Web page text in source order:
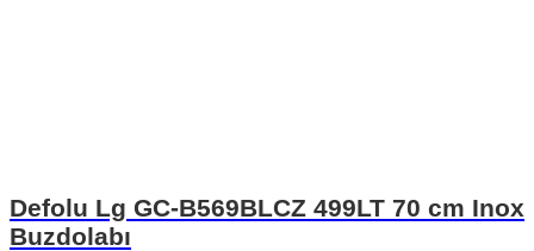
Defolu Lg GC-B569BLCZ 499LT 70 cm Inox
Buzdolabı